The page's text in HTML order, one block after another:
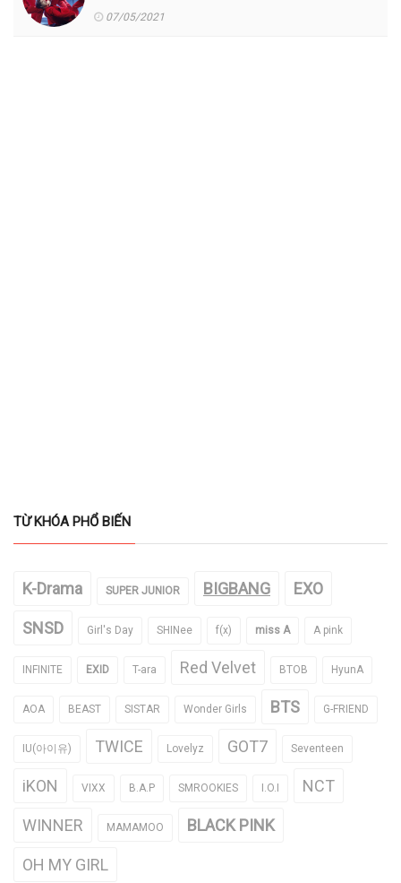
07/05/2021
TỪ KHÓA PHỔ BIẾN
K-Drama SUPER JUNIOR BIGBANG EXO
SNSD Girl's Day SHINee f(x) miss A A pink
INFINITE EXID T-ara Red Velvet BTOB HyunA
AOA BEAST SISTAR Wonder Girls BTS G-FRIEND
IU(아이유) TWICE Lovelyz GOT7 Seventeen
iKON VIXX B.A.P SMROOKIES I.O.I NCT
WINNER MAMAMOO BLACK PINK
OH MY GIRL